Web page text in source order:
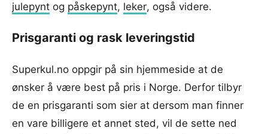
julepynt og påskepynt, leker, også videre.
Prisgaranti og rask leveringstid
Superkul.no oppgir på sin hjemmeside at de
ønsker å være best på pris i Norge. Derfor tilbyr
de en prisgaranti som sier at dersom man finner
en vare billigere et annet sted, vil de sette ned